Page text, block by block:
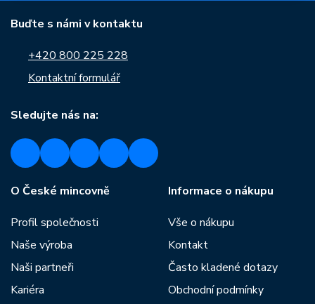
Buďte s námi v kontaktu
+420 800 225 228
Kontaktní formulář
Sledujte nás na:
O České mincovně
Profil společnosti
Naše výroba
Naši partneři
Kariéra
Informace o nákupu
Vše o nákupu
Kontakt
Často kladené dotazy
Obchodní podmínky